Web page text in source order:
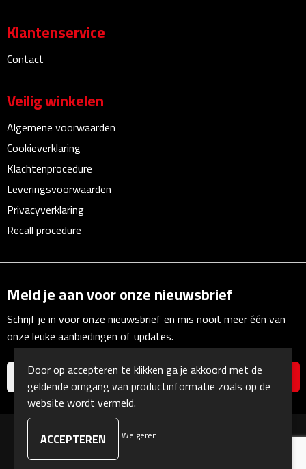
Waterflesjes
Waterflessen
Drinkglazen
Dubbelwandige glazen
Bierglazen
Champagneglazen
Cocktailglazen
Wijnglazen
Koffieglazen
Klantenservice
Contact
Veilig winkelen
Algemene voorwaarden
Cookieverklaring
Klachtenprocedure
Leveringsvoorwaarden
Privacyverklaring
Recall procedure
Meld je aan voor onze nieuwsbrief
Schrijf je in voor onze nieuwsbrief en mis nooit meer één van
onze leuke aanbiedingen of updates.
© Copyright Kranengeschenken 2026
Door op accepteren te klikken ga je akkoord met de
geldende omgang van productinformatie zoals op de
website wordt vermeld.
Weigeren